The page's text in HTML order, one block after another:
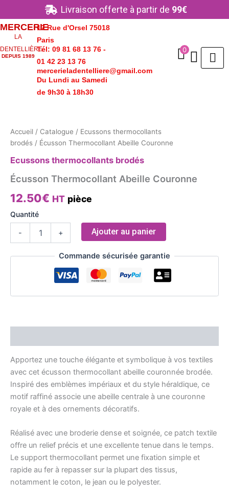
au
contenu
Livraison offerte à partir de 99€
MERCERIE
LA
DENTELLIÈRE
DEPUIS 1989
17 Rue d'Orsel 75018
Paris
Tél: 09 81 68 13 76 -
01 42 23 13 76
mercerieladentelliere@gmail.com
Du Lundi au Samedi
de 9h30 à 18h30
0
Accueil / Catalogue / Ecussons thermocollants
brodés / Écusson Thermocollant Abeille Couronne
Ecussons thermocollants brodés
Écusson Thermocollant Abeille Couronne
12.50€ HT pièce
Quantité
-
Thermocollant
Abeille
+ Ajouter au panier
Commande sécurisée garantie
Apportez une touche élégante et symbolique à vos textiles
avec cet écusson thermocollant abeille couronnée brodée.
Inspiré des emblèmes impériaux et du style héraldique, ce
motif raffiné associe une abeille centrale à une couronne
royale et à des ornements décoratifs.
Réalisé avec une broderie dense et soignée, ce patch textile
offre un relief précis et une excellente tenue dans le temps.
Le support thermocollant permet une fixation simple et
rapide au fer à repasser sur la plupart des tissus,
notamment le coton, le jean ou le polyester.